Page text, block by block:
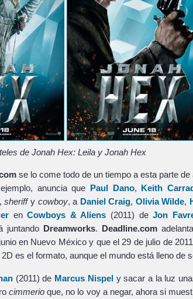
de Jonah Hex: Leila y Jonah Hex
se lo come todo de un tiempo a esta parte de
anuncia que Paul Dano, Keith
sheriffy cowboy, a Daniel Craig, Olivia Wilde,
enCowboys & Aliens (2011) deJon
juntando Dreamworks. Deadline.com
en Nuevo México y que el 29 de julio de
es el formato, aunque el mundo está lleno de
(2011) de Marcus Nispely sacar a la luz
cimmerio que, no lo voy a negar, ahora si